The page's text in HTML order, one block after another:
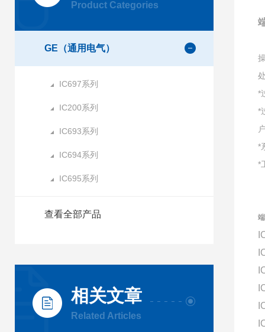
Product Categories
GE（通用电气）
IC697系列
IC200系列
IC693系列
IC694系列
IC695系列
查看全部产品
相关文章
Related Articles
*
*
*
*